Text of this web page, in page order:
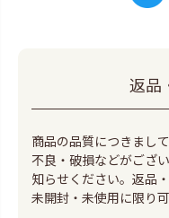
返品
商品の品質につきまし
不良・破損などがござ
知らせください。返品
未開封・未使用に限り可